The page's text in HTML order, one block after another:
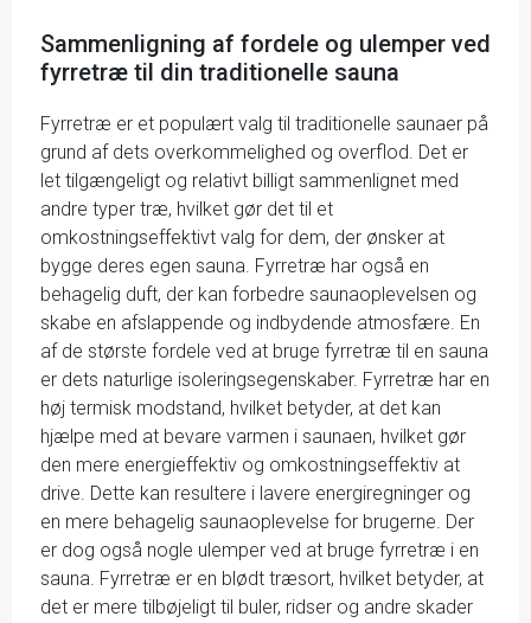
Sammenligning af fordele og ulemper ved
fyrretræ til din traditionelle sauna
Fyrretræ er et populært valg til traditionelle saunaer på
grund af dets overkommelighed og overflod. Det er
let tilgængeligt og relativt billigt sammenlignet med
andre typer træ, hvilket gør det til et
omkostningseffektivt valg for dem, der ønsker at
bygge deres egen sauna. Fyrretræ har også en
behagelig duft, der kan forbedre saunaoplevelsen og
skabe en afslappende og indbydende atmosfære. En
af de største fordele ved at bruge fyrretræ til en sauna
er dets naturlige isoleringsegenskaber. Fyrretræ har en
høj termisk modstand, hvilket betyder, at det kan
hjælpe med at bevare varmen i saunaen, hvilket gør
den mere energieffektiv og omkostningseffektiv at
drive. Dette kan resultere i lavere energiregninger og
en mere behagelig saunaoplevelse for brugerne. Der
er dog også nogle ulemper ved at bruge fyrretræ i en
sauna. Fyrretræ er en blødt træsort, hvilket betyder, at
det er mere tilbøjeligt til buler, ridser og andre skader